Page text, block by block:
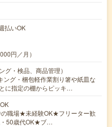
払いOK
円／月）
グ・検品、商品管理）
ング・梱包軽作業割り箸や紙皿な
に指定の棚からピッキ…
職場★未経験OK★フリーター歓
50歳代OK★ブ…